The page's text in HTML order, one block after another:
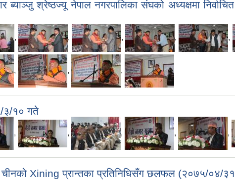
श्रेष्ठज्यू नेपाल नगरपालिका संघको अध्यक्षमा
, , , , ,
, , ,
३/१० गते
, , , , ,
चीनको Xining प्रान्तका प्रतिनिधिसँग छलफल (२०७५/०४/